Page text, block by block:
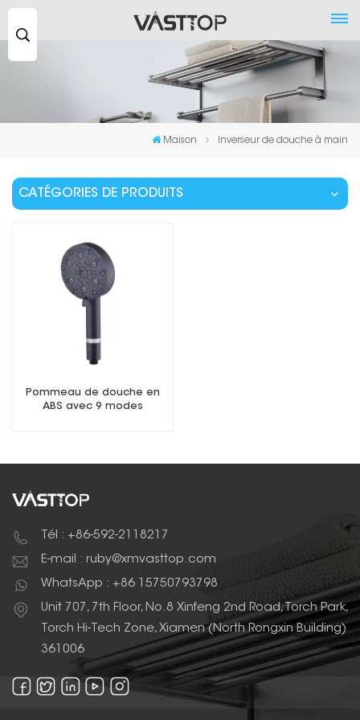
Maison Inverseur de douche à main
CATÉGORIES DE PRODUITS
Pommeau de douche en
ABS avec 9 modes
Tél : +86-592-2118217
E-mail : ruby@xmvasttop.com
WhatsApp : +86 15750793798
Unit 707, 7th Floor, No.8 Xinfeng 2nd Road, Torch Park,
Torch Hi-Tech Zone, Xiamen (North Rongxin Building)
361006